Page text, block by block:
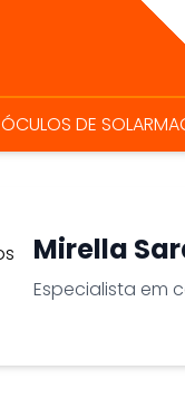
ÓCULOS DE SOL
Mirella
Especialista em